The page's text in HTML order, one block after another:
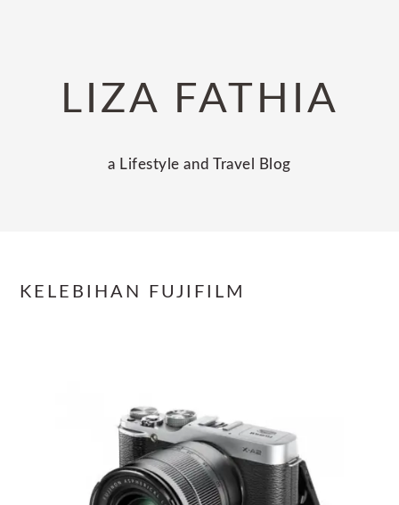
navigationLIZA FATHIA
a Lifestyle and Travel Blog
KELEBIHAN FUJIFILM